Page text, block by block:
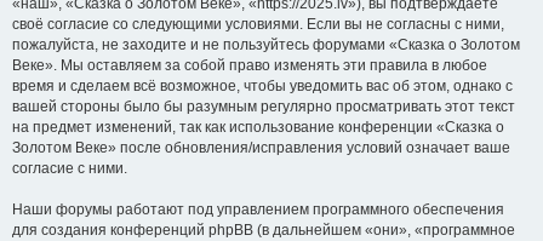
«наш», «Сказка о Золотом Веке», «https://2025.lv»), вы подтверждаете
своё согласие со следующими условиями. Если вы не согласны с ними,
пожалуйста, не заходите и не пользуйтесь форумами «Сказка о Золотом
Веке». Мы оставляем за собой право изменять эти правила в любое
время и сделаем всё возможное, чтобы уведомить вас об этом, однако с
вашей стороны было бы разумным регулярно просматривать этот текст
на предмет изменений, так как использование конференции «Сказка о
Золотом Веке» после обновления/исправления условий означает ваше
согласие с ними.
Наши форумы работают под управлением программного обеспечения
для создания конференций phpBB (в дальнейшем «они», «программное